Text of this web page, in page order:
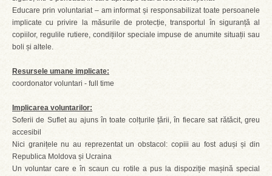
Educare prin voluntariat – am informat și responsabilizat toate persoanele
implicate cu privire la măsurile de protecție, transportul în siguranță al
copiilor, regulile rutiere, condițiilor speciale impuse de anumite situații sau
boli și altele.
Resursele umane implicate:
coordonator voluntari - full time
Implicarea voluntarilor:
Soferii de Suflet au ajuns în toate colțurile țării, în fiecare sat rătăcit, greu
accesibil
Nici granițele nu au reprezentat un obstacol: copiii au fost aduși și din
Republica Moldova și Ucraina
Un voluntar care e în scaun cu rotile a pus la dispoziție mașină special